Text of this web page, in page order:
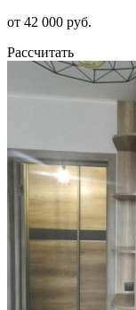
от 42 000 руб.
Рассчитать